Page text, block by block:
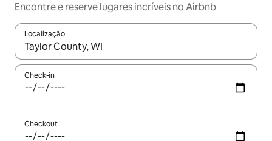
Encontre e reserve lugares incríveis no Airbnb
Localização
Quando os resultados estiverem disponíveis, explore-os
Check-in
Checkout